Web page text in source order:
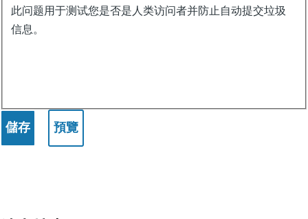
此问题用于测试您是否是人类访问者并防止自动提交垃圾
信息。